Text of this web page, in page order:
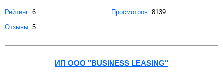
Рейтинг: 6 Просмотров: 8139
Отзывы: 5
ИП ООО "BUSINESS LEASING"